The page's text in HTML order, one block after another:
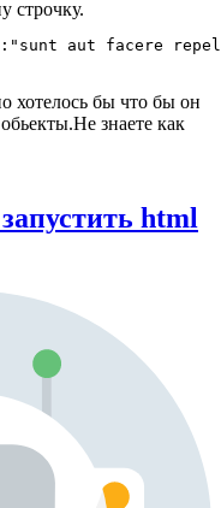
строчку.
aut facere
хотелось бы что бы он
знаете как
html